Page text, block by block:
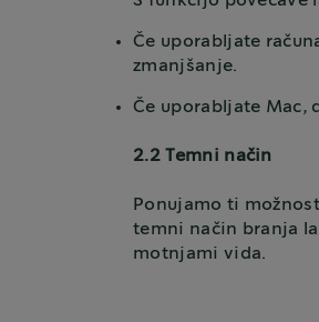
Če uporabljate
zmanjšanje.
Če uporabljate Mac,
2.2 Temni način
Ponujamo ti
temni način branja
motnjami vida.